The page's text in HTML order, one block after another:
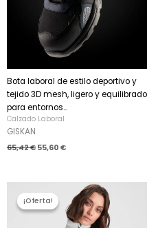
Bota laboral de estilo deportivo y
tejido 3D mesh, ligero y equilibrado
para entornos...
Calzado Laboral
GISKAN
65,42€ 55,60 €
¡Oferta!
¡Oferta!
precio
original
era:
precio
actual
es:
21,33 €.